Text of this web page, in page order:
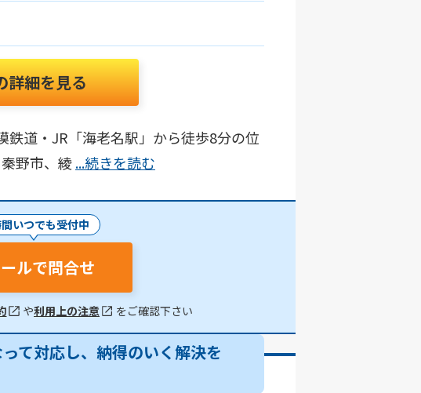
詳細を見る
道・JR「海老名駅」から徒歩8分の位
野市、綾...続きを読む
いつでも受付中
ルで問合せ
や利用上の注意 をご確認下さい
て対応し、納得のいく解決を